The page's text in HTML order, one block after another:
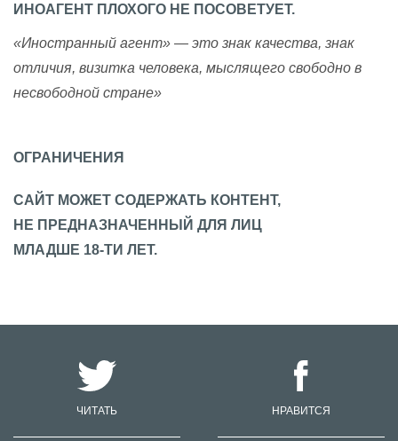
ИНОАГЕНТ ПЛОХОГО НЕ ПОСОВЕТУЕТ.
«Иностранный агент» — это знак качества, знак
отличия, визитка человека, мыслящего свободно в
несвободной стране»
ОГРАНИЧЕНИЯ
САЙТ МОЖЕТ СОДЕРЖАТЬ КОНТЕНТ,
НЕ ПРЕДНАЗНАЧЕННЫЙ ДЛЯ ЛИЦ
МЛАДШЕ 18-ТИ ЛЕТ.
ЧИТАТЬ НРАВИТСЯ